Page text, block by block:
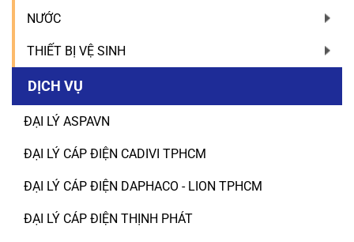
NƯỚC
THIẾT BỊ VỆ SINH
DỊCH VỤ
ĐẠI LÝ ASPAVN
ĐẠI LÝ CÁP ĐIỆN CADIVI TPHCM
ĐẠI LÝ CÁP ĐIỆN DAPHACO - LION TPHCM
ĐẠI LÝ CÁP ĐIỆN THỊNH PHÁT